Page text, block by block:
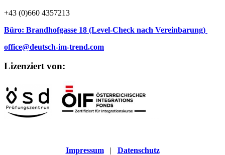
+43 (0)660 4357213
Büro: Brandhofgasse 18 (Level-Check nach Vereinbarung)
office@deutsch-im-trend.com
Lizenziert von:
Impressum| Datenschutz